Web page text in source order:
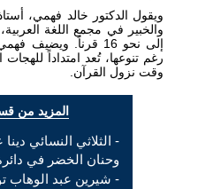
ويقول الدكتور خالد فهمي،
والخبير في مجمع اللغة
إلى نحو 16 قرناً.
رغم تنوعها، تُعد امتداداً
وقت نزول القرآن.
المزيد من
- الثلاثي النسائي
وحنان الخضر في
- شيرين عبد